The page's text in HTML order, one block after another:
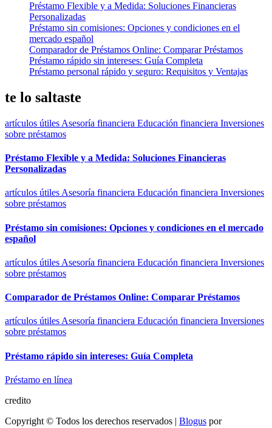
Préstamo Flexible y a Medida: Soluciones Financieras
Personalizadas
Préstamo sin comisiones: Opciones y condiciones en el
mercado español
Comparador de Préstamos Online: Comparar Préstamos
Préstamo rápido sin intereses: Guía Completa
Préstamo personal rápido y seguro: Requisitos y Ventajas
te lo saltaste
artículos útiles Asesoría financiera Educación financiera Inversiones
sobre préstamos
Préstamo Flexible y a Medida: Soluciones Financieras
Personalizadas
artículos útiles Asesoría financiera Educación financiera Inversiones
sobre préstamos
Préstamo sin comisiones: Opciones y condiciones en el mercado
español
artículos útiles Asesoría financiera Educación financiera Inversiones
sobre préstamos
Comparador de Préstamos Online: Comparar Préstamos
artículos útilesAsesoría financiera Educación financiera Inversiones
sobre préstamos
Préstamo rápido sin intereses: Guía Completa
Préstamo en línea
credito
Copyright © Todos los derechos reservados | Blogus por